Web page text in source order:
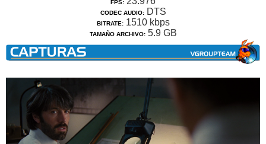
FPS:
CODEC AUDIO:DTS
BITRATE:1510 kbps
TAMAÑO ARCHIVO:5.9 GB